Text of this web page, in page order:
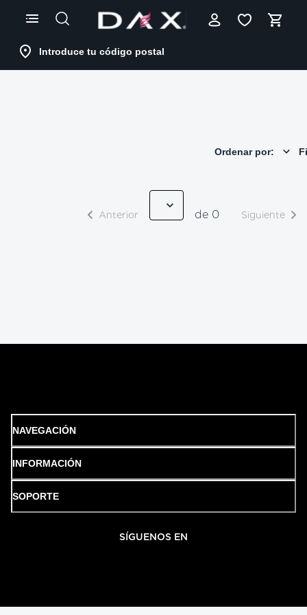
Introduce tu código postal
Ordenar por:
Anterior de 0 Siguiente
NAVEGACIÓN
INFORMACIÓN
SOPORTE
SÍGUENOS EN